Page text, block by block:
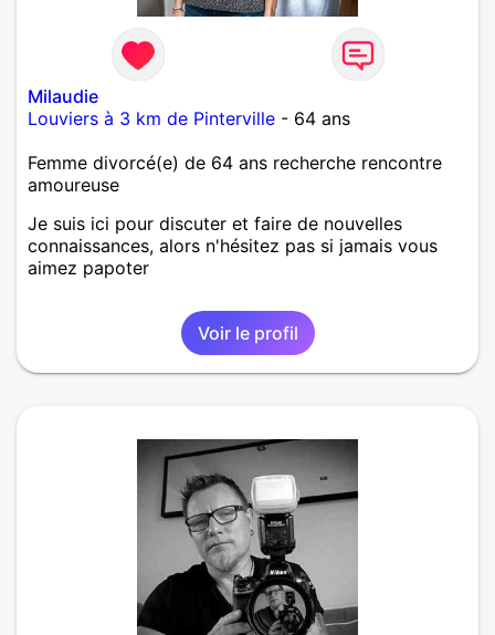
Milaudie
Louviers à 3 km de Pinterville - 64 ans
Femme divorcé(e) de 64 ans recherche rencontre
amoureuse
Je suis ici pour discuter et faire de nouvelles
connaissances, alors n'hésitez pas si jamais vous
aimez papoter
Voir le profil